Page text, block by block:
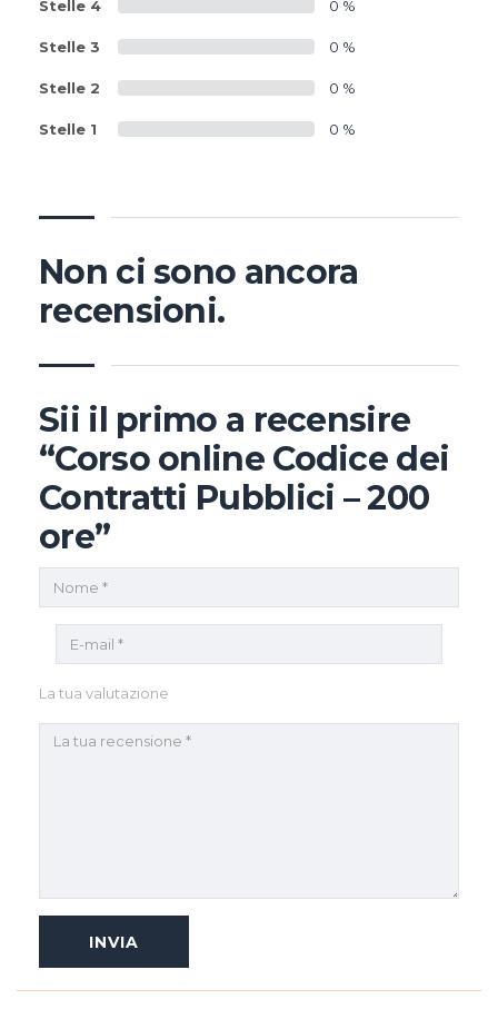
Stelle 4 0 %
Stelle 3 0 %
Stelle 2 0 %
Stelle 1 0 %
Non ci sono ancora
recensioni.
Sii il primo a recensire
“Corso online Codice dei
Contratti Pubblici – 200
ore”
La tua valutazione